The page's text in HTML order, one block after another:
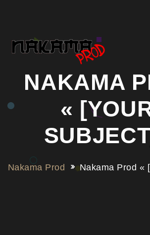
NAKAMA
«
Nakama Prod Nakama Prod «